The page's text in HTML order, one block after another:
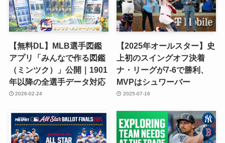
【無料DL】MLB選手図鑑
アプリ「みんなで作る図鑑
（ミンツク）」公開｜1901
年以降の全選手データ対応
2026-02-24
【2025年オールスター】史
上初のスイングオフ決着
ナ・リーグが7-6で勝利、
MVPはシュワーバー
2025-07-16